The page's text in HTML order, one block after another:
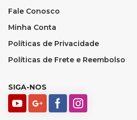
Fale Conosco
Minha Conta
Políticas de Privacidade
Políticas de Frete e Reembolso
SIGA-NOS